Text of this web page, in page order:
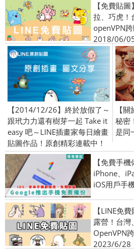
【免費貼
拉、巧虎！
openVPN
2018/06/
【2014/12/26】終於放假了～
跟玳力力還有樹芽一起 Take it
easy 吧～LINE插畫家每日繪畫
貼圖作品！原創精彩連載中！
【
秘密
是同
【免費手
iPhone、
iOS用戶手
【LINE免
露營！台灣
OpenVPN
2023/6/28